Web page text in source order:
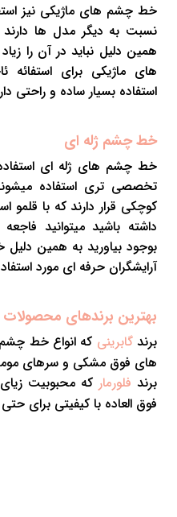
خط چشم های ماژیکی نیز
نسبت به دیگر مدل ها
همین دلیل نباید در آن را
های ماژیکی برای
استفاده بسیار ساده و راحتی
خط چشم ژله ای
خط چشم های ژله ای
تخصصی تری استفاده
کوچکی قرار دارند که با
داشته باشید میتوانید
بوجود بیاورید به همین
آرایشگران حرفه ای مورد
بهترین برندهای
برندگابرینی که انواع خط چشم
های فوق مشکی و سرهای
برند فلورمار که محبوبیت
فوق العاده با کیفیتی برای